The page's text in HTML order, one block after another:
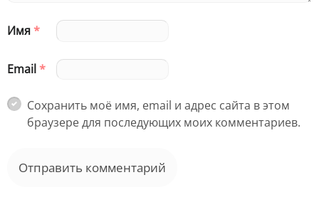
Имя*
Email*
Сохранить моё имя, email и адрес сайта в этом
браузере для последующих моих комментариев.